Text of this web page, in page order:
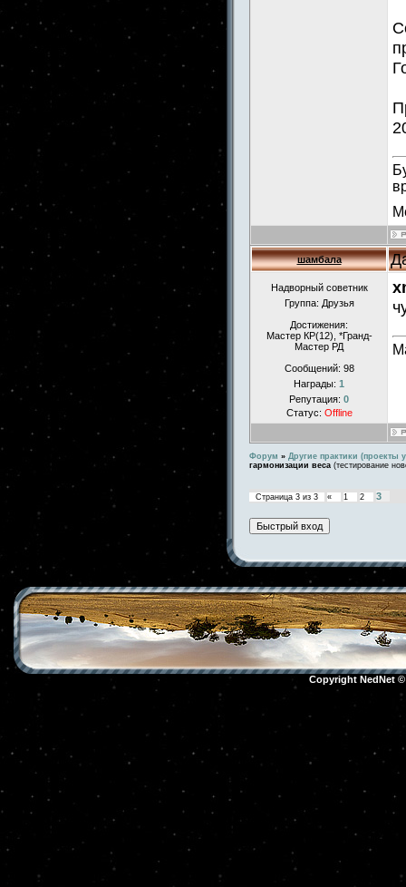
шамбала
Надворный советник
Группа: Друзья
Достижения:
Мастер КР(12), *Гранд-
Мастер РД
Сообщений: 98
Награды: 1
Репутация: 0
Статус: Offline
Форум » Другие практики (проекты
гармонизации веса (тестирование
Страница 3 из 3 « 1 2 3
Copyright NedNet